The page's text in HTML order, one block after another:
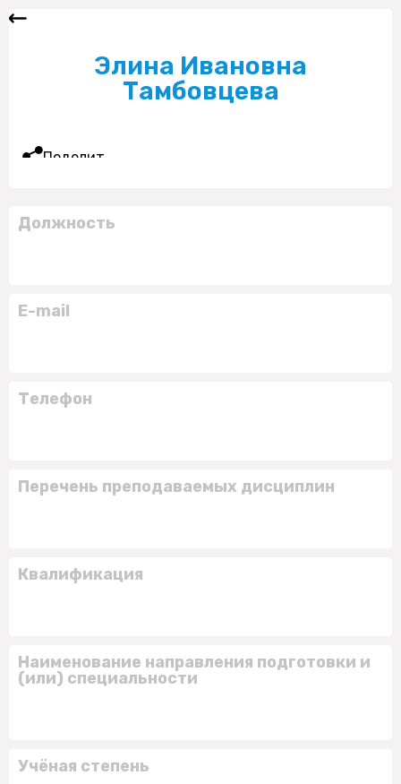
Элина Ивановна
Тамбовцева
Поделиться
Должность
E-mail
Телефон
Перечень преподаваемых дисциплин
Квалификация
Наименование направления подготовки и
(или) специальности
Учёная степень